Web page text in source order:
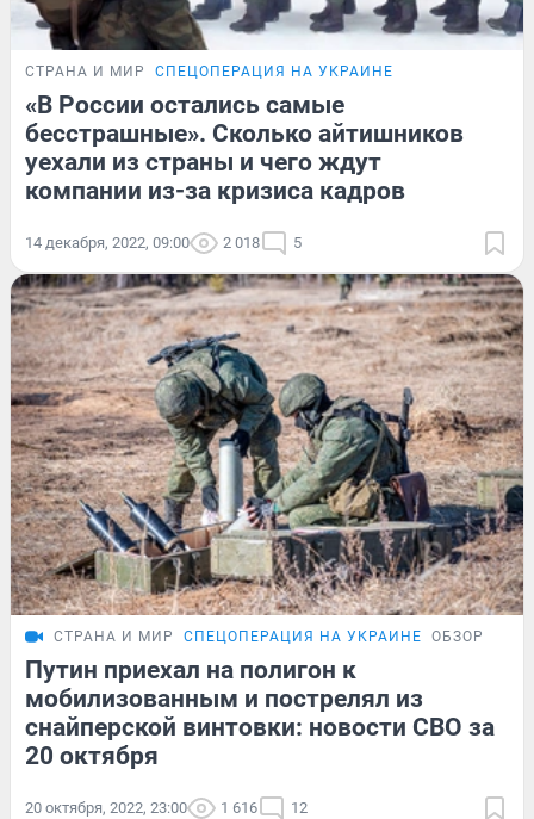
СТРАНА И МИР СПЕЦОПЕРАЦИЯ НА УКРАИНЕ
«В России остались самые
бесстрашные». Сколько айтишников
уехали из страны и чего ждут
компании из-за кризиса кадров
14 декабря, 2022, 09:00 2 018 5
СТРАНА И МИР СПЕЦОПЕРАЦИЯ НА УКРАИНЕ ОБЗОР
Путин приехал на полигон к
мобилизованным и пострелял из
снайперской винтовки: новости СВО за
20 октября
20 октября, 2022, 23:00 1 616 12